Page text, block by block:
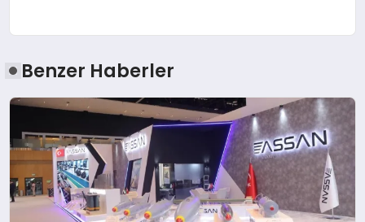
Benzer Haberler